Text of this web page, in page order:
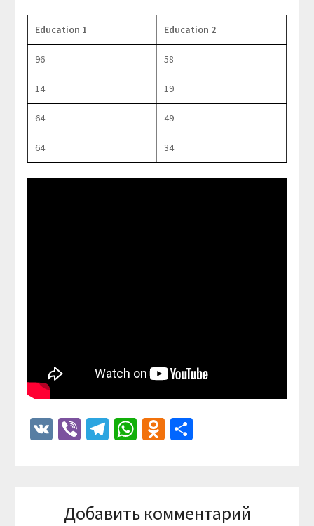
Education 1 Education 2
96 58
14 19
64 49
64 34
VKViberTelegram
WhatsApp
Odnoklassniki
Отправить
Добавить комментарий